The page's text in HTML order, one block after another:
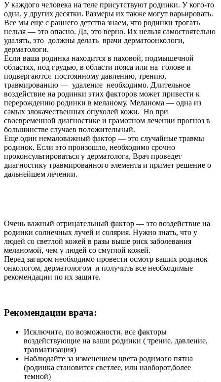
У каждого человека на теле присутствуют родинки. У кого-то
одна, у других десятки. Размеры их также могут варьировать.
Все мы еще с раннего детства знаем, что родинки трогать
нельзя — это опасно. Да, это верно. Их нельзя самостоятельно
удалять, это должны делать врачи дерматоонкологи,
дерматологи.
Если ваша родинка находится в паховой, подмышечной
областях, под грудью, в области пояса или на голове и
подвергаются постоянному давлению, трению,
травмированию — удаление необходимо. Длительное
воздействие на родинки этих факторов может привести к
перерождению родинки в меланому. Меланома — одна из
самых злокачественных опухолей кожи. Но при
своевременной диагностике и грамотном лечении прогноз в
большинстве случаев положительный.
Еще один немаловажный фактор — это случайные травмы
родинок. Если это произошло, необходимо срочно
проконсультироваться у дерматолога, Врач проведет
диагностику травмированного элемента и примет решение о
дальнейшем лечении.
Очень важный отрицательный фактор — это воздействие на
родинки солнечных лучей и солярия. Нужно знать, что у
людей со светлой кожей в разы выше риск заболевания
меланомой, чем у людей со смуглой кожей.
Перед загаром необходимо провести осмотр ваших родинок
онкологом, дерматологом и получить все необходимые
рекомендации по их защите.
Рекомендации врача:
Исключите, по возможности, все факторы
воздействующие на ваши родинки ( трение, давление,
травматизация)
Наблюдайте за изменением цвета родимого пятна
(родинка становится светлее, или наоборот,более
темной)